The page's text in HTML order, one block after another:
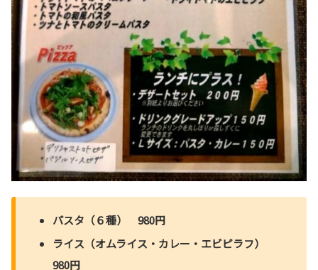
パスタ（６種） 980円
ライス（オムライス・カレー・エビピラフ）
980円